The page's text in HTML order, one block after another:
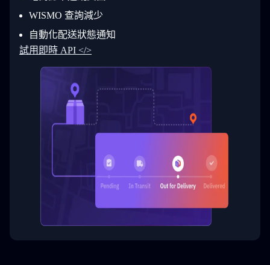
30
31
33
34
        ]
      }
  }
}
WISMO 查詢減少
自動化配送狀態通知
試用即時 API </>